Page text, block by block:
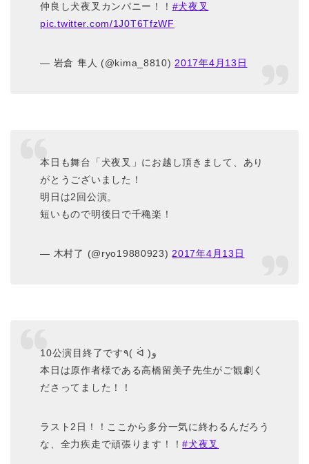
仲良し犬夜叉カンパニー！！ #犬夜叉
pic.twitter.com/1J0T6TfzWF
— 岩倉 隼人 (@kima_8810) 2017年4月13日
本日も舞台「犬夜叉」にお越し頂きまして、あり
がとうございました！
明日は2回公演。
短いもので明後日で千穐楽！
— 木村了 (@ryo19880923) 2017年4月13日
10公演目終了です٩( ᐛ )و
本日は原作者様である高橋留美子先生がご観劇く
ださってました！！
ラスト2日！！ここから多分一気に終わるんだろう
な、全力疾走で頑張ります！！#犬夜叉